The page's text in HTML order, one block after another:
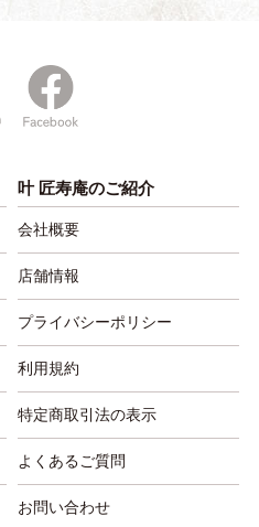
叶 匠寿庵のご紹介
会社概要
店舗情報
プライバシーポリシー
利用規約
特定商取引法の表示
よくあるご質問
お問い合わせ